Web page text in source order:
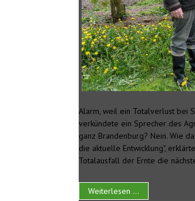
Alarm, weil ein Totalverlust bei
verkündete ein Sprecher des
ganz Brandenburg? Nein. Wie
die aktuelle Entwicklung",
Totalausfall der Ernte die
Weiterlesen ...